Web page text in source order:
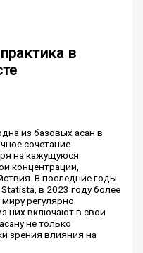
в
из базовых асан в
сочетание
на кажущуюся
концентрации,
В последние годы
в 2023 году более
регулярно
них включают в свои
не только
зрения влияния на